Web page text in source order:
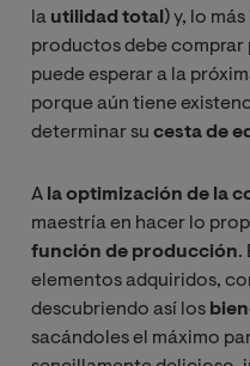
la utilidad total ) y, lo
productos debe comprar
puede esperar a la
porque aún tiene
determinar su cesta de
A la optimización de la
maestría en hacer lo
función de producción.
elementos adquiridos,
descubriendo así los
sacándoles el máximo